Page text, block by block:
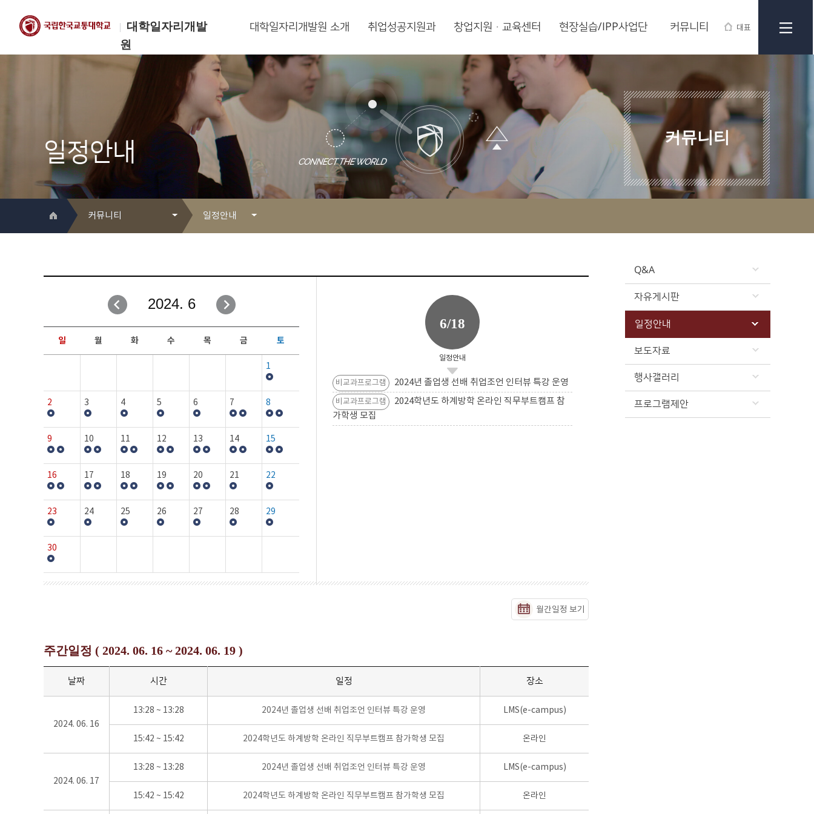
대학일자리개발
원
대표
한국교통대학교
대학일자리개발원
대학일자리개발원 소개 취업성공지원과 창업지원·교육센터 현장실습/IPP사업단 커뮤니티
일정안내
커뮤니티
커뮤니티
취업성공지원과
창업지원·교육센터
현장실습/IPP사업단
커뮤니티
일정안내
자유게시판
일정안내
보도자료
행사갤러리
Q&A
자유게시판
일정안내
보도자료
행사갤러리
프로그램제안
2024. 6
일 월 화 수 목 금 토
1
2 3 4 5 6 7 8
9 10 11 12 13 14 15
16 17 18 19 20 21 22
23 24 25 26 27 28 29
30
6/18
일정안내
비교과프로그램 2024년 졸업생 선배 취업조언 인터뷰 특강 운영
비교과프로그램
2024학년도 하계방학 온라인 직무부트캠프 참
가학생 모집
월간일정 보기
주간일정 ( 2024. 06. 16 ~ 2024. 06. 19 )
날짜 시간 일정 장소
2024. 06. 16
13:28 ~ 13:28 2024년 졸업생 선배 취업조언 인터뷰 특강 운영 LMS(e-campus)
15:42 ~ 15:42 2024학년도 하계방학 온라인 직무부트캠프 참가학생 모집 온라인
2024. 06. 17
13:28 ~ 13:28 2024년 졸업생 선배 취업조언 인터뷰 특강 운영 LMS(e-campus)
15:42 ~ 15:42 2024학년도 하계방학 온라인 직무부트캠프 참가학생 모집 온라인